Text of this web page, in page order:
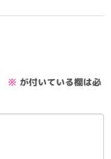
※ が付いている欄は必